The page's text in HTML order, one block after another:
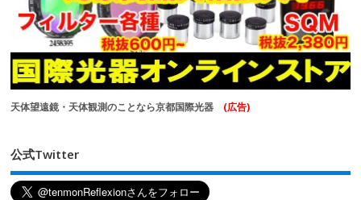
天体望遠鏡・天体観測のことなら京都国際光器 (広告)
公式Twitter